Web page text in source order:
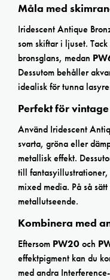
Måla med
Iridescent Antique
som skiftar i ljuset. Tack
bronsglans, medan
Dessutom behåller
idealisk för tunna
Perfekt för
Använd Iridescent
svarta, gröna eller
metallisk effekt.
till
mixed media. På så
metallutseende.
Kombinera med
Eftersom PW20och
effektpigment kan du
med andra